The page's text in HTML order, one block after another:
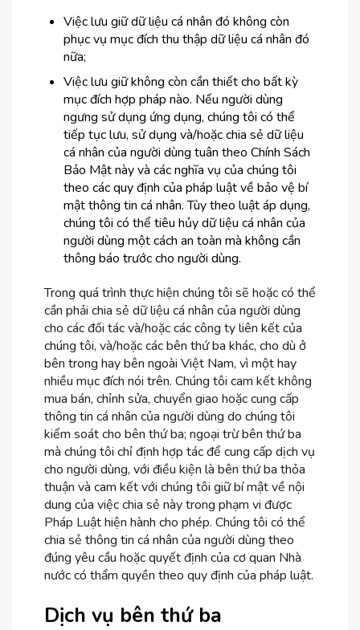
Việc lưu giữ dữ liệu cá nhân đó không còn
phục vụ mục đích thu thập dữ liệu cá nhân đó
nữa;
Việc lưu giữ không còn cần thiết cho bất kỳ
mục đích hợp pháp nào. Nếu người dùng
ngưng sử dụng ứng dụng, chúng tôi có thể
tiếp tục lưu, sử dụng và/hoặc chia sẻ dữ liệu
cá nhân của người dùng tuân theo Chính Sách
Bảo Mật này và các nghĩa vụ của chúng tôi
theo các quy định của pháp luật về bảo vệ bí
mật thông tin cá nhân. Tùy theo luật áp dụng,
chúng tôi có thể tiêu hủy dữ liệu cá nhân của
người dùng một cách an toàn mà không cần
thông báo trước cho người dùng.
Trong quá trình thực hiện chúng tôi sẽ hoặc có thể
cần phải chia sẻ dữ liệu cá nhân của người dùng
cho các đối tác và/hoặc các công ty liên kết của
chúng tôi, và/hoặc các bên thứ ba khác, cho dù ở
bên trong hay bên ngoài Việt Nam, vì một hay
nhiều mục đích nói trên. Chúng tôi cam kết không
mua bán, chỉnh sửa, chuyển giao hoặc cung cấp
thông tin cá nhân của người dùng do chúng tôi
kiểm soát cho bên thứ ba; ngoại trừ bên thứ ba
mà chúng tôi chỉ định hợp tác để cung cấp dịch vụ
cho người dùng, với điều kiện là bên thứ ba thỏa
thuận và cam kết với chúng tôi giữ bí mật về nội
dung của việc chia sẻ này trong phạm vi được
Pháp Luật hiện hành cho phép. Chúng tôi có thể
chia sẻ thông tin cá nhân của người dùng theo
đúng yêu cầu hoặc quyết định của cơ quan Nhà
nước có thẩm quyền theo quy định của pháp luật.
Dịch vụ bên thứ ba